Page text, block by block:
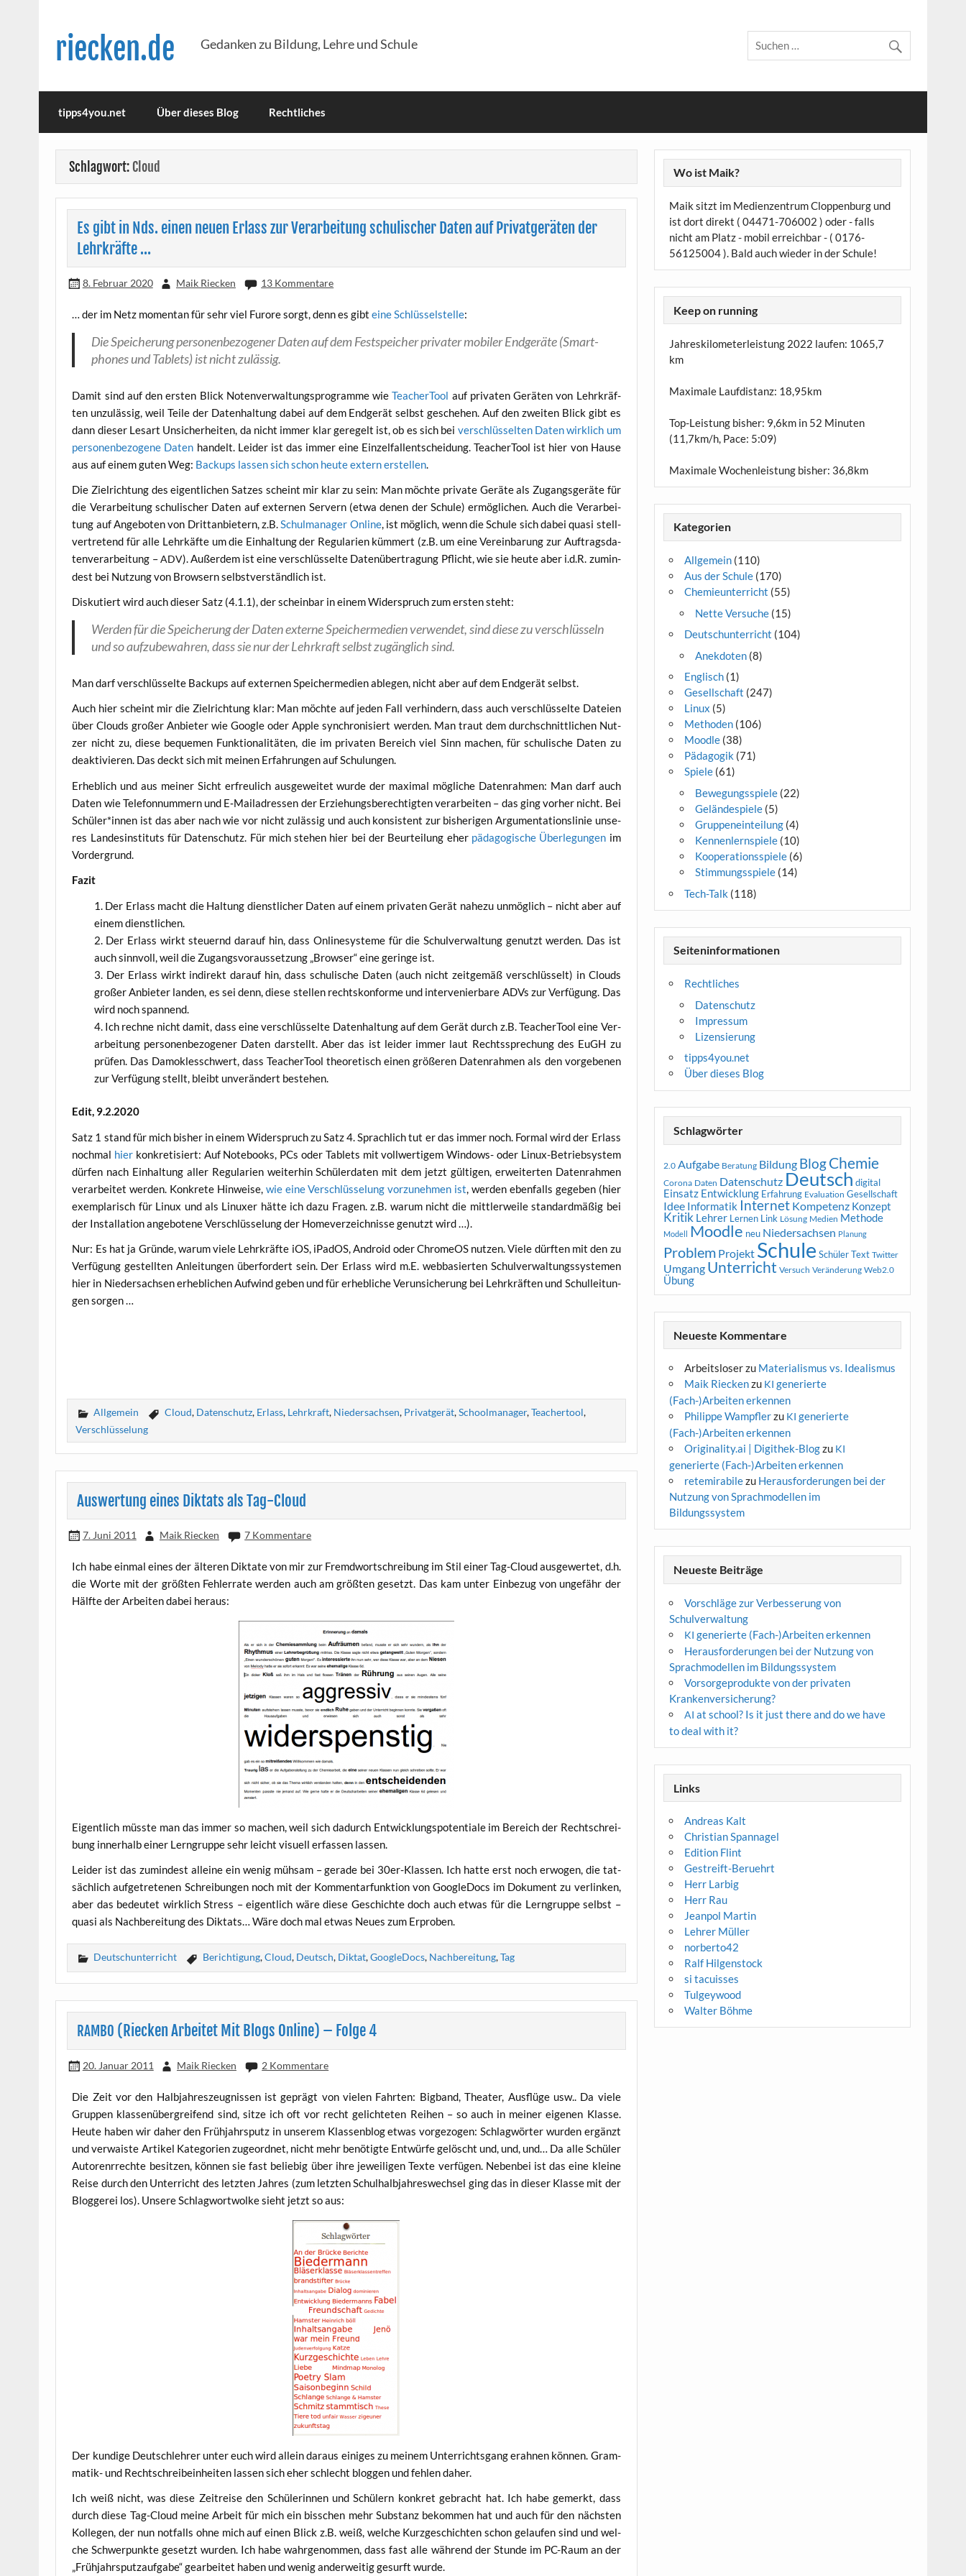
riecken.de Gedanken zu Bildung, Lehre und Schule
tipps4you.net Über dieses Blog Rechtliches
Schlagwort: Cloud
Es gibt in Nds. einen neuen Erlass zur Verarbeitung schulischer Daten auf Privatgeräten der
Lehrkräfte …
8. Februar 2020 Maik Riecken 13 Kommentare
… der im Netz momen­tan für sehr viel Furo­re sorgt, denn es gibteine Schlüs­sel­stel­le:
Die Spei­che­rung per­so­nen­be­zo­ge­ner Daten auf dem Fest­spei­cher pri­va­ter mobi­ler End­ge­rä­te (Smart­
phones und Tablets) ist nicht zulässig.
Damit sind auf den ers­ten Blick Noten­ver­wal­tungs­pro­gram­me wieTea­cher­Tool auf pri­va­ten Gerä­ten von Lehr­kräf­
ten unzu­läs­sig, weil Tei­le der Daten­hal­tung dabei auf dem End­ge­rät selbst gesche­hen. Auf den zwei­ten Blick gibt es
dann die­ser Les­art Unsi­cher­hei­ten, da nicht immer klar gere­gelt ist, ob es sich bei ver­schlüs­sel­ten Daten wirk­lich um
per­so­nen­be­zo­ge­ne Daten han­delt. Lei­der ist das immer eine Ein­zel­fall­ent­schei­dung. Tea­cher­Tool ist hier von Hau­se
aus auf einem guten Weg: Back­ups las­sen sich schon heu­te extern erstel­len.
Die Ziel­rich­tung des eigent­li­chen Sat­zes scheint mir klar zu sein: Man möch­te pri­va­te Gerä­te als Zugangs­ge­rä­te für
die Ver­ar­bei­tung schu­li­scher Daten auf exter­nen Ser­vern (etwa denen der Schu­le) ermög­li­chen. Auch die Ver­ar­bei­
tung auf Ange­bo­ten von Dritt­an­bie­tern, z.B.Schul­ma­na­ger Online, ist mög­lich, wenn die Schu­le sich dabei qua­si stell­
ver­tre­tend für alle Lehr­käf­te um die Ein­hal­tung der Regu­la­ri­en küm­mert (z.B. um eine Ver­ein­ba­rung zur Auf­trags­da­
ten­ver­ar­bei­tung –ADV). Außer­dem ist eine ver­schlüs­sel­te Daten­über­tra­gung Pflicht, wie sie heu­te aber i.d.R. zumin­
dest bei Nut­zung von Brow­sern selbst­ver­ständ­lich ist.
Dis­ku­tiert wird auch die­ser Satz (4.1.1), der schein­bar in einem Wider­spruch zum ers­ten steht:
Wer­den für die Spei­che­rung der Daten exter­ne Spei­cher­me­di­en ver­wen­det, sind die­se zu ver­schlüs­seln
und so auf­zu­be­wah­ren, dass sie nur der Lehr­kraft selbst zugäng­lich sind.
Man darf ver­schlüs­sel­te Back­ups auf exter­nen Spei­cher­me­di­en able­gen, nicht aber auf dem End­ge­rät selbst.
Auch hier scheint mir die Ziel­rich­tung klar: Man möch­te auf jeden Fall ver­hin­dern, dass auch ver­schlüs­sel­te Datei­en
über Clouds gro­ßer Anbie­ter wie Goog­le oder Apple syn­chro­ni­siert wer­den. Man traut dem durch­schnitt­li­chen Nut­
zer nicht zu, die­se beque­men Funk­tio­na­li­tä­ten, die im pri­va­ten Bereich viel Sinn machen, für schu­li­sche Daten zu
deak­ti­vie­ren. Das deckt sich mit mei­nen Erfah­run­gen auf Schulungen.
Erheb­lich und aus mei­ner Sicht erfreu­lich aus­ge­wei­tet wur­de der maxi­mal mög­li­che Daten­rah­men: Man darf auch
Daten wie Tele­fon­num­mern und E‑Mailadressen der Erzie­hungs­be­rech­tig­ten ver­ar­bei­ten – das ging vor­her nicht. Bei
Schüler*innen ist das aber nach wie vor nicht zuläs­sig und auch kon­sis­tent zur bis­he­ri­gen Argu­men­ta­ti­ons­li­nie unse­
res Lan­des­in­sti­tuts für Daten­schutz. Für mich ste­hen hier bei der Beur­tei­lung eher päd­ago­gi­sche Über­le­gun­gen im
Vordergrund.
Fazit
Der Erlass macht die Hal­tung dienst­li­cher Daten auf einem pri­va­ten Gerät nahe­zu unmög­lich – nicht aber auf
einem dienstlichen.
Der Erlass wirkt steu­ernd dar­auf hin, dass Online­sys­te­me für die Schul­ver­wal­tung genutzt wer­den. Das ist
auch sinn­voll, weil die Zugangs­vor­aus­set­zung „Brow­ser“ eine gerin­ge ist.
Der Erlass wirkt indi­rekt dar­auf hin, dass schu­li­sche Daten (auch nicht zeit­ge­mäß ver­schlüs­selt) in Clouds
gro­ßer Anbie­ter lan­den, es sei denn, die­se stel­len rechts­kon­for­me und inter­ve­nier­ba­re ADVs zur Ver­fü­gung. Das
wird noch spannend.
Ich rech­ne nicht damit, dass eine ver­schlüs­sel­te Daten­hal­tung auf dem Gerät durch z.B. Tea­cher­Tool eine Ver­
ar­bei­tung per­so­nen­be­zo­ge­ner Daten dar­stellt. Aber das ist lei­der immer laut Rechts­spre­chung des EuGH zu
prü­fen. Das Damo­kles­schwert, dass Tea­cher­Tool theo­re­tisch einen grö­ße­ren Daten­rah­men als den vor­ge­be­nen
zur Ver­fü­gung stellt, bleibt unver­än­dert bestehen.
Edit, 9.2.2020
Satz 1 stand für mich bis­her in einem Wider­spruch zu Satz 4. Sprach­lich tut er das immer noch. For­mal wird der Erlass
noch­mal hier kon­kre­ti­siert: Auf Note­books, PCs oder Tablets mit voll­wer­ti­gem Win­dows- oder Linux-Betrieb­sys­tem
dür­fen nach Ein­hal­tung aller Regu­la­ri­en wei­ter­hin Schü­ler­da­ten mit dem jetzt gül­ti­gen, erwei­ter­ten Daten­rah­men
ver­ar­bei­tet wer­den. Kon­kre­te Hin­wei­se, wie eine Ver­schlüs­se­lung vor­zu­neh­men ist, wer­den eben­falls gege­ben (hier
exem­pla­risch für Linux und als Linux­er hät­te ich dazu Fra­gen. z.B. war­um nicht die mitt­ler­wei­le stan­dard­mä­ßig bei
der Instal­la­ti­on ange­bo­te­ne Ver­schlüs­se­lung der Home­ver­zeich­nis­se genutzt wird …).
Nur: Es hat ja Grün­de, war­um vie­le Lehr­kräf­te iOS, iPa­dOS, Android oder Chro­me­OS nut­zen. Vie­le dürf­ten mit den zu
Ver­fü­gung gestell­ten Anlei­tun­gen über­for­dert sein. Der Erlass wird m.E. web­ba­sier­ten Schul­ver­wal­tungs­sys­te­men
hier in Nie­der­sach­sen erheb­li­chen Auf­wind geben und für erheb­li­che Ver­un­si­che­rung bei Lehr­kräf­ten und Schul­lei­tun­
gen sorgen …
Allgemein Cloud, Datenschutz, Erlass, Lehrkraft, Niedersachsen, Privatgerät,Schoolmanager,Teachertool,
Verschlüsselung
Auswertung eines Diktats als Tag-Cloud
7. Juni 2011 Maik Riecken 7 Kommentare
Ich habe ein­mal eines der älte­ren Dik­ta­te von mir zur Fremd­wort­schrei­bung im Stil einer Tag-Cloud aus­ge­wer­tet, d.h.
die Wor­te mit der größ­ten Feh­ler­ra­te wer­den auch am größ­ten gesetzt. Das kam unter Ein­be­zug von unge­fähr der
Hälf­te der Arbei­ten dabei heraus:
Eigent­lich müss­te man das immer so machen, weil sich dadurch Ent­wick­lungs­po­ten­tia­le im Bereich der Recht­schrei­
bung inner­halb einer Lern­grup­pe sehr leicht visu­ell erfas­sen lassen.
Lei­der ist das zumin­dest allei­ne ein wenig müh­sam – gera­de bei 30er-Klas­sen. Ich hat­te erst noch erwo­gen, die tat­
säch­lich auf­ge­tre­te­nen Schrei­bun­gen noch mit der Kom­men­tar­funk­ti­on von Goo­g­le­Docs im Doku­ment zu ver­lin­ken,
aber das bedeu­tet wirk­lich Stress – eigent­lich wäre die­se Geschich­te doch auch etwas für die Lern­grup­pe selbst –
qua­si als Nach­be­rei­tung des Dik­tats… Wäre doch mal etwas Neu­es zum Erproben.
Deutschunterricht Berichtigung,Cloud, Deutsch, Diktat,GoogleDocs, Nachbereitung,Tag
RAMBO (Riecken Arbeitet Mit Blogs Online) – Folge 4
20. Januar 2011 Maik Riecken 2 Kommentare
Die Zeit vor den Halb­jah­res­zeug­nis­sen ist geprägt von vie­len Fahr­ten: Big­band, Thea­ter, Aus­flü­ge usw.. Da vie­le
Grup­pen klas­sen­über­grei­fend sind, sit­ze ich oft vor recht gelich­te­ten Rei­hen – so auch in mei­ner eige­nen Klas­se.
Heu­te haben wir daher den Früh­jahrs­putz in unse­rem Klas­sen­blog etwas vor­ge­zo­gen: Schlag­wör­ter wur­den ergänzt
und ver­wais­te Arti­kel Kate­go­rien zuge­ord­net, nicht mehr benö­tig­te Ent­wür­fe gelöscht und, und, und… Da alle Schü­ler
Autorenrrech­te besit­zen, kön­nen sie fast belie­big über ihre jewei­li­gen Tex­te ver­fü­gen. Neben­bei ist das eine klei­ne
Rei­se durch den Unter­richt des letz­ten Jah­res (zum letz­ten Schul­halb­jah­res­wech­sel ging das in die­ser Klas­se mit der
Blog­ge­rei los). Unse­re Schlag­wort­wol­ke sieht jetzt so aus:
Der kun­di­ge Deutsch­leh­rer unter euch wird allein dar­aus eini­ges zu mei­nem Unter­richts­gang erah­nen kön­nen. Gram­
ma­tik- und Recht­schreib­ein­hei­ten las­sen sich eher schlecht blog­gen und feh­len daher.
Ich weiß nicht, was die­se Zeit­rei­se den Schü­le­rin­nen und Schü­lern kon­kret gebracht hat. Ich habe gemerkt, dass
durch die­se Tag-Cloud mei­ne Arbeit für mich ein biss­chen mehr Sub­stanz bekom­men hat und auch für den nächs­ten
Kol­le­gen, der nun not­falls ohne mich auf einen Blick z.B. weiß, wel­che Kurz­ge­schich­ten schon gelau­fen sind und wel­
che Schwer­punk­te gesetzt wur­den. Ich habe wahr­ge­nom­men, dass fast alle wäh­rend der Stun­de im PC-Raum an der
„Früh­jahrs­putz­auf­ga­be“ gear­bei­tet haben und wenig ander­wei­tig gesurft wurde.
Wo ist Maik?
Maik sitzt im Medienzentrum Cloppenburg und
ist dort direkt ( 04471-706002 ) oder - falls
nicht am Platz - mobil erreichbar - ( 0176-
56125004 ). Bald auch wieder in der Schule!
Keep on running
Jahreskilometerleistung 2022 laufen: 1065,7
km
Maximale Laufdistanz: 18,95km
Top-Leistung bisher: 9,6km in 52 Minuten
(11,7km/h, Pace: 5:09)
Maximale Wochenleistung bisher: 36,8km
Kategorien
Allgemein (110)
Aus der Schule (170)
Chemieunterricht (55)
Nette Versuche (15)
Deutschunterricht (104)
Anekdoten (8)
Englisch (1)
Gesellschaft (247)
Linux (5)
Methoden (106)
Moodle (38)
Pädagogik (71)
Spiele (61)
Bewegungsspiele (22)
Geländespiele (5)
Gruppeneinteilung (4)
Kennenlernspiele (10)
Kooperationsspiele (6)
Stimmungsspiele (14)
Tech-Talk (118)
Seiteninformationen
Rechtliches
Datenschutz
Impressum
Lizensierung
tipps4you.net
Über dieses Blog
Schlagwörter
2.0 Aufgabe Beratung Bildung BlogChemie
Corona Daten Datenschutz Deutsch digital
Einsatz Entwicklung Erfahrung Evaluation Gesellschaft
Idee Informatik Internet Kompetenz Konzept
Kritik Lehrer Lernen Link Lösung Medien Methode
Modell Moodle neu Niedersachsen Planung
Problem Projekt Schule Schüler Text Twitter
Umgang Unterricht Versuch Veränderung Web2.0
Übung
Neueste Kommentare
Arbeitsloserzu Materialismus vs. Idealismus
Maik Rieckenzu KI generierte
(Fach-)Arbeiten erkennen
Philippe Wampflerzu KI generierte
(Fach-)Arbeiten erkennen
Originality.ai | Digithek-Blogzu KI
generierte (Fach-)Arbeiten erkennen
retemirabilezu Herausforderungen bei der
Nutzung von Sprachmodellen im
Bildungssystem
Neueste Beiträge
Vorschläge zur Verbesserung von
Schulverwaltung
KI generierte (Fach-)Arbeiten erkennen
Herausforderungen bei der Nutzung von
Sprachmodellen im Bildungssystem
Vorsorgeprodukte von der privaten
Krankenversicherung?
AI at school? Is it just there and do we have
to deal with it?
Links
Andreas Kalt
Christian Spannagel
Edition Flint
Gestreift-Beruehrt
Herr Larbig
Herr Rau
Jeanpol Martin
Lehrer Müller
norberto42
Ralf Hilgenstock
si tacuisses
Tulgeywood
Walter Böhme